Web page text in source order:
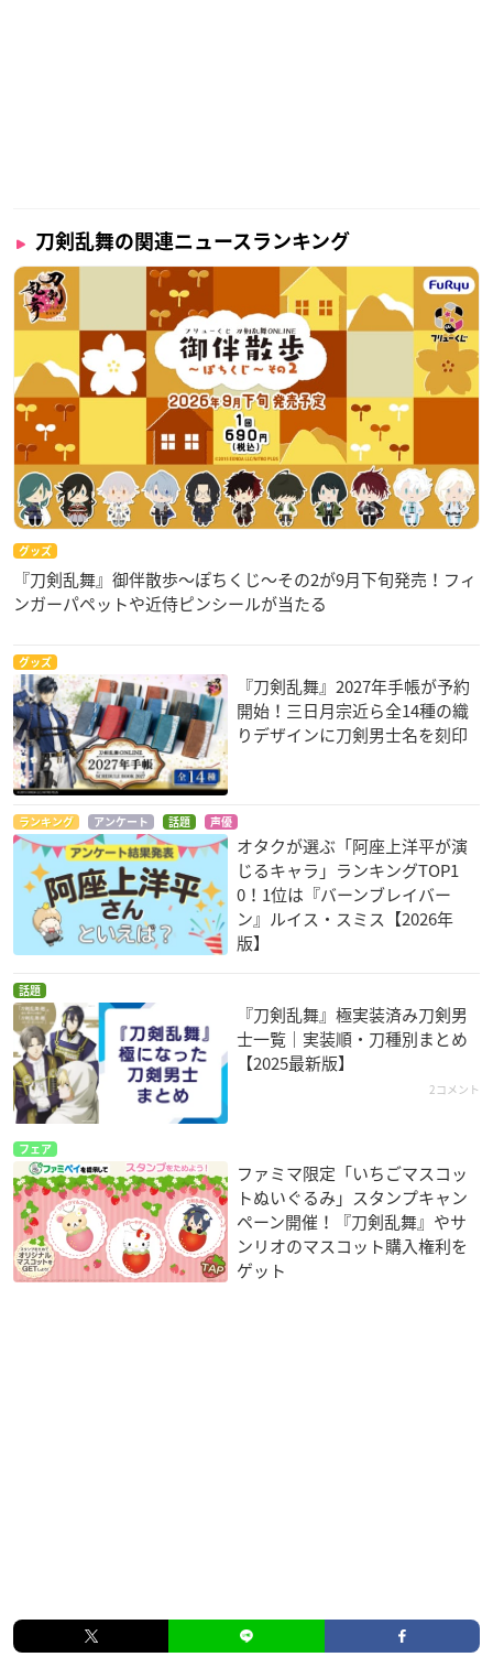
刀剣乱舞の関連ニュースランキング
グッズ
『刀剣乱舞』御伴散歩～ぽちくじ～その2が9月下旬発売！フィ
ンガーパペットや近侍ピンシールが当たる
グッズ
『刀剣乱舞』2027年手帳が予約
開始！三日月宗近ら全14種の織
りデザインに刀剣男士名を刻印
ランキング アンケート 話題 声優
オタクが選ぶ「阿座上洋平が演
じるキャラ」ランキングTOP1
0！1位は『バーンブレイバー
ン』ルイス・スミス【2026年
版】
話題
『刀剣乱舞』極実装済み刀剣男
士一覧｜実装順・刀種別まとめ
【2025最新版】
2コメント
フェア
ファミマ限定「いちごマスコッ
トぬいぐるみ」スタンプキャン
ペーン開催！『刀剣乱舞』やサ
ンリオのマスコット購入権利を
ゲット